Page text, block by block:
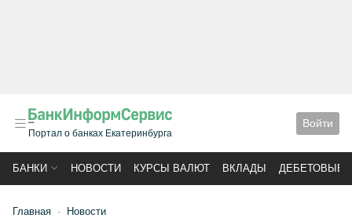
Портал о банках Екатеринбурга
Войти
БАНКИ НОВОСТИ КУРСЫ ВАЛЮТ ВКЛАДЫ ДЕБЕТОВЫЕ
Главная Новости